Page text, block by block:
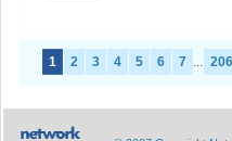
1 2 3 4 5 6 7 ...